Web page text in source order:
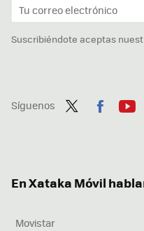
Suscribiéndote aceptas
Síguenos
En Xataka Móvil
Movistar